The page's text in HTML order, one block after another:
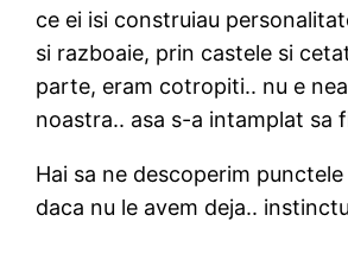
ce ei isi construiau
si razboaie, prin castele si
parte, eram cotropiti.. nu e
noastra.. asa s-a intamplat sa
Hai sa ne descoperim
daca nu le avem deja..